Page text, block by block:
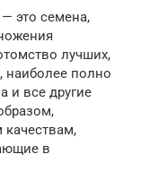
это семена,
лучших,
наиболее полно
и все другие
качествам,
в